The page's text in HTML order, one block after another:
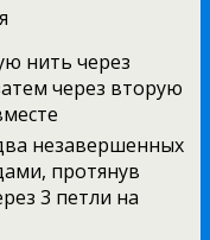
нить через
через вторую
незавершенных
протянув
3 петли на